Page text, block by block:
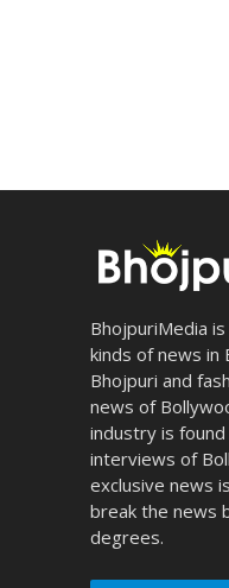
BhojpuriMedia
kinds of news in
Bhojpuri and
news of
industry is found
interviews of
exclusive news
break the news
degrees.